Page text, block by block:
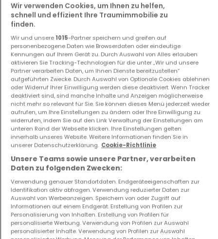
Über Furnished.lu by Altea
Dienstleistungen
Verkauf,Mieten,Verwaltung,Kostenlose Bewertung,
Finanzplanung
Sprachen
Englisch
Andere Links
Website Facebook Twitter
Wir verwenden Cookies, um Ihnen zu helfen,
schnell und effizient Ihre Traumimmobilie zu
finden.
Wir und unsere 1015-Partner speichern und greifen auf
personenbezogene Daten wie Browserdaten oder eindeutige
Kennungen auf Ihrem Gerät zu. Durch Auswahl von Alles erlauben
aktivieren Sie Tracking-Technologien für die unter „Wir und unsere
Partner verarbeiten Daten, um Ihnen Dienste bereitzustellen“
aufgeführten Zwecke. Durch Auswahl von Optionale Cookies ablehnen
oder Widerruf Ihrer Einwilligung werden diese deaktiviert. Wenn Tracker
deaktiviert sind, sind manche Inhalte und Anzeigen möglicherweise
nicht mehr so relevant für Sie. Sie können dieses Menü jederzeit wieder
aufrufen, um Ihre Einstellungen zu ändern oder Ihre Einwilligung zu
widerrufen, indem Sie auf den Link Verwaltung der Einstellungen am
unteren Rand der Webseite klicken. Ihre Einstellungen gelten
innerhalb unseres Website. Weitere Informationen finden Sie in
unserer Datenschutzerklärung. Cookie-Richtlinie
Unsere Teams sowie unsere Partner, verarbeiten
Daten zu folgenden Zwecken:
Verwendung genauer Standortdaten. Endgeräteeigenschaften zur
Identifikation aktiv abfragen. Verwendung reduzierter Daten zur
Auswahl von Werbeanzeigen. Speichern von oder Zugriff auf
Informationen auf einem Endgerät. Erstellung von Profilen zur
Personalisierung von Inhalten. Erstellung von Profilen für
personalisierte Werbung. Verwendung von Profilen zur Auswahl
personalisierter Inhalte. Verwendung von Profilen zur Auswahl